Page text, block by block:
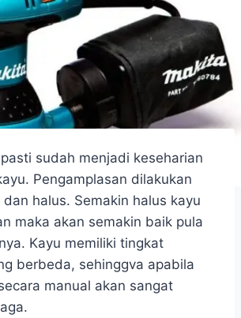
sudah menjadi keseharian
Pengamplasan dilakukan
halus. Semakin halus kayu
maka akan semakin baik pula
Kayu memiliki tingkat
berbeda, sehinggva apabila
manual akan sangat